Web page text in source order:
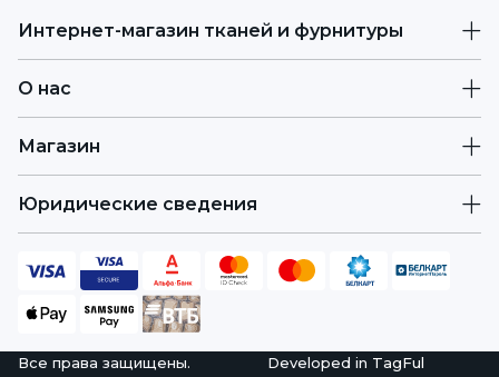
Интернет-магазин тканей и фурнитуры
О нас
Магазин
Юридические сведения
Все права защищены.
Developed in TagFul